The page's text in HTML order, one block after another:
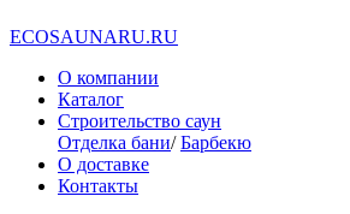
ECOSAUNARU.RU
О компании
Каталог
Строительство саун
Отделка бани/Барбекю
О доставке
Контакты